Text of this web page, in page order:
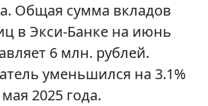
Общая сумма вкладов
в Экси-Банке на июнь
6 млн. рублей.
уменьшился на 3.1%
2025 года.